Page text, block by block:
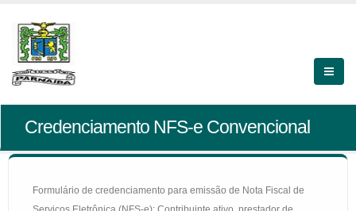
Credenciamento NFS-e Convencional
Formulário de credenciamento para emissão de Nota Fiscal de